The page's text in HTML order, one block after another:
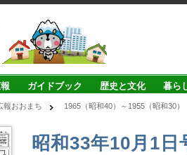
ガイドブック 歴史と文化 暮ら
報おおまち 1965（昭和40）～1955（昭和30）
昭和33年10月1日